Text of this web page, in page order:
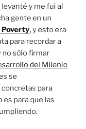
y me fui al
gente en un
Poverty, y esto era
para recordar a
no sólo firmar
del Milenio
se
para
es para que las